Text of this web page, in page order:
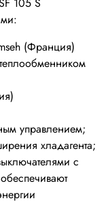
(Франция)
управлением;
хладагента;
с